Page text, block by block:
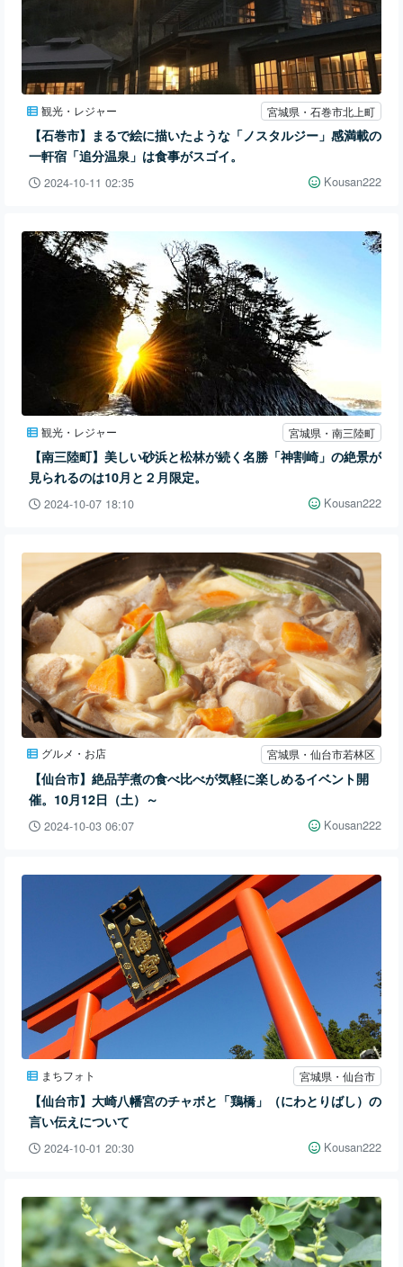
観光・レジャー 宮城県・石巻市北上町
【石巻市】まるで絵に描いたような「ノスタルジー」感満載の
一軒宿「追分温泉」は食事がスゴイ。
2024-10-11 02:35 Kousan222
観光・レジャー 宮城県・南三陸町
【南三陸町】美しい砂浜と松林が続く名勝「神割崎」の絶景が
見られるのは10月と２月限定。
2024-10-07 18:10 Kousan222
グルメ・お店 宮城県・仙台市若林区
【仙台市】絶品芋煮の食べ比べが気軽に楽しめるイベント開
催。10月12日（土）～
2024-10-03 06:07 Kousan222
まちフォト 宮城県・仙台市
【仙台市】大崎八幡宮のチャボと「鶏橋」（にわとりばし）の
言い伝えについて
2024-10-01 20:30 Kousan222